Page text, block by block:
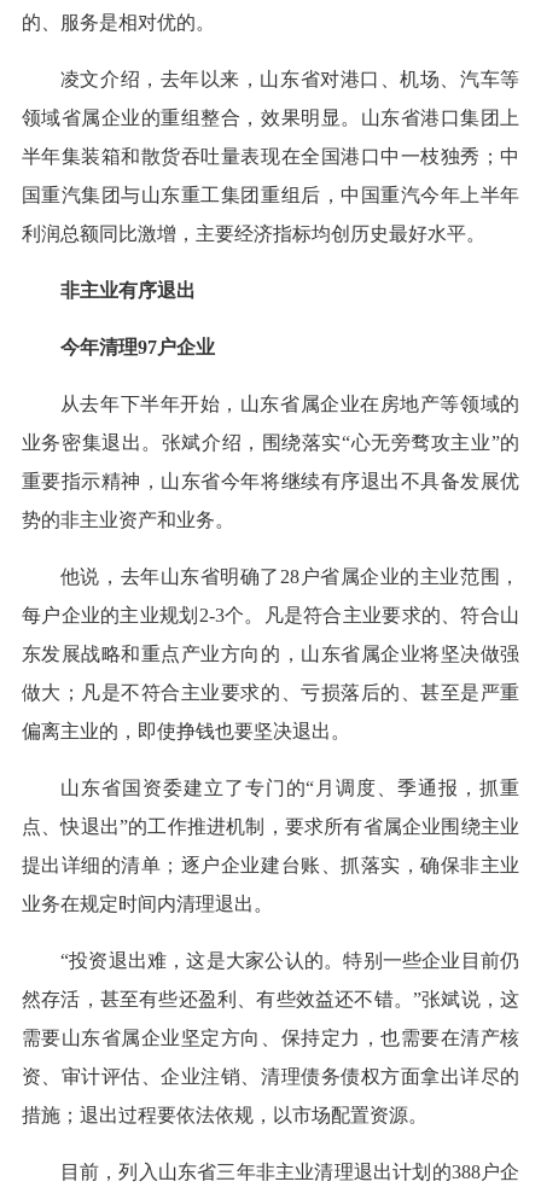
的、服务是相对优的。
凌文介绍，去年以来，山东省对港口、机场、汽车等
领域省属企业的重组整合，效果明显。山东省港口集团上
半年集装箱和散货吞吐量表现在全国港口中一枝独秀；中
国重汽集团与山东重工集团重组后，中国重汽今年上半年
利润总额同比激增，主要经济指标均创历史最好水平。
非主业有序退出
今年清理97户企业
从去年下半年开始，山东省属企业在房地产等领域的
业务密集退出。张斌介绍，围绕落实“心无旁骛攻主业”的
重要指示精神，山东省今年将继续有序退出不具备发展优
势的非主业资产和业务。
他说，去年山东省明确了28户省属企业的主业范围，
每户企业的主业规划2-3个。凡是符合主业要求的、符合山
东发展战略和重点产业方向的，山东省属企业将坚决做强
做大；凡是不符合主业要求的、亏损落后的、甚至是严重
偏离主业的，即使挣钱也要坚决退出。
山东省国资委建立了专门的“月调度、季通报，抓重
点、快退出”的工作推进机制，要求所有省属企业围绕主业
提出详细的清单；逐户企业建台账、抓落实，确保非主业
业务在规定时间内清理退出。
“投资退出难，这是大家公认的。特别一些企业目前仍
然存活，甚至有些还盈利、有些效益还不错。”张斌说，这
需要山东省属企业坚定方向、保持定力，也需要在清产核
资、审计评估、企业注销、清理债务债权方面拿出详尽的
措施；退出过程要依法依规，以市场配置资源。
目前，列入山东省三年非主业清理退出计划的388户企